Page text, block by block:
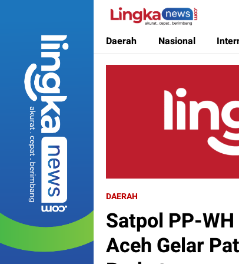
Lingkanews
Akurat. Cepat & Berimbang
Daerah Nasional
DAERAH
Satpol PP-
Aceh Gelar